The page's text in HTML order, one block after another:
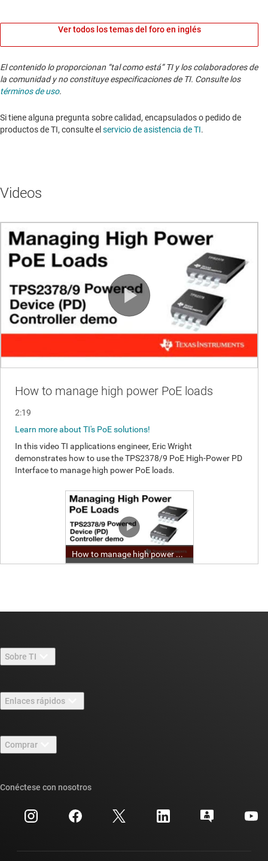
Ver todos los temas del foro en inglés
El contenido lo proporcionan “tal como está” TI y los colaboradores de
la comunidad y no constituye especificaciones de TI. Consulte los
términos de uso.
Si tiene alguna pregunta sobre calidad, encapsulados o pedido de
productos de TI, consulte el servicio de asistencia de TI. ​​​​​​​​​​​​​​
Videos
Sobre TI
Carreras laborales
Sala de redacción
Eventos
Relaciones con los inversionistas
Enlaces rápidos
Foros de soporte de diseño de TI E2E™
Búsqueda de referencias cruzadas
Centro de atención al cliente
Comprar
Preguntas frecuentes sobre pedidos
Conéctese con nosotros